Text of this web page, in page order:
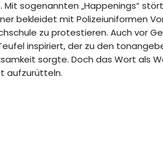
sogenannten „Happenings“
bekleidet mit Polizeiuniformen
zu protestieren. Auch vor
inspiriert, der zu den
sorgte. Doch das Wort als
aufzurütteln.